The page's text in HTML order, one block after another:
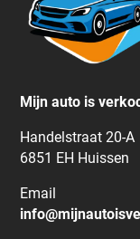
Mijn auto is
Handelstraat 20-A
6851 EH Huissen
Email